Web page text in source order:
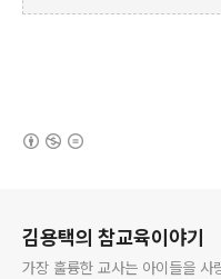
김용택의 참교육이야기
가장 훌륭한 교사는 아이들을 사